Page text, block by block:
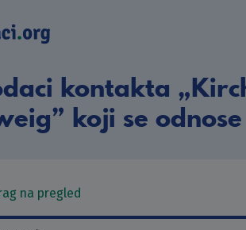
kontakta
koji se
na pregled